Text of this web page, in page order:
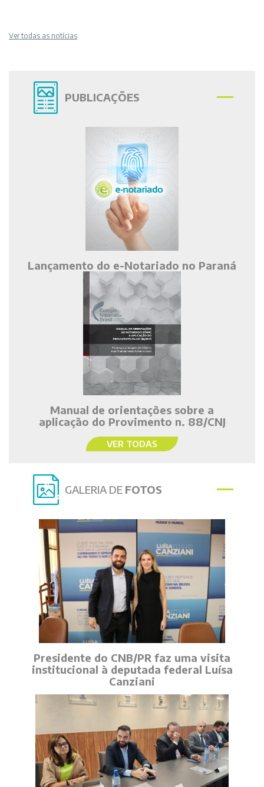
Ver todas as notícias
PUBLICAÇÕES
Lançamento do e-Notariado no Paraná
Manual de orientações sobre a
aplicação do Provimento n. 88/CNJ
VER TODAS
GALERIA DE FOTOS
Presidente do CNB/PR faz uma visita
institucional à deputada federal Luísa
Canziani